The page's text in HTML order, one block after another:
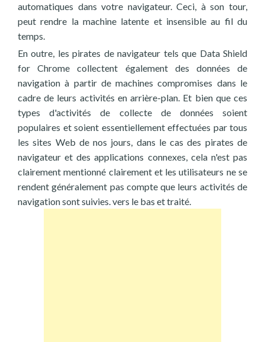
automatiques dans votre navigateur. Ceci, à son tour,
peut rendre la machine latente et insensible au fil du
temps.
En outre, les pirates de navigateur tels que Data Shield
for Chrome collectent également des données de
navigation à partir de machines compromises dans le
cadre de leurs activités en arrière-plan. Et bien que ces
types d'activités de collecte de données soient
populaires et soient essentiellement effectuées par tous
les sites Web de nos jours, dans le cas des pirates de
navigateur et des applications connexes, cela n'est pas
clairement mentionné clairement et les utilisateurs ne se
rendent généralement pas compte que leurs activités de
navigation sont suivies. vers le bas et traité.